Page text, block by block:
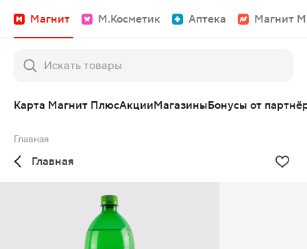
Магнит М.Косметик Аптека Магнит
Карта Магнит ПлюсАкцииМагазиныБонусы от
Главная
Главная